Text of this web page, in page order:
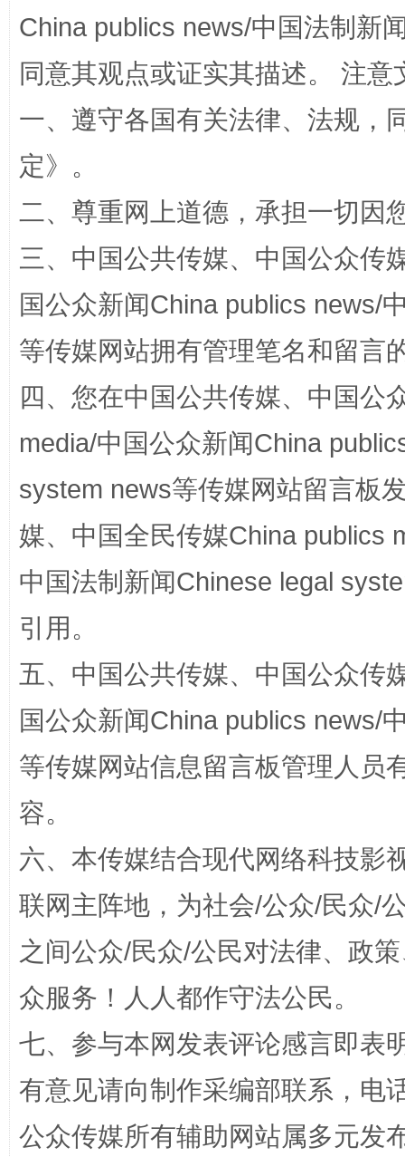
“蜀中异人”王建安的艺术幻境
完善运行机制助力责任有效落实 一纸欠
东山县通报“牛蛙产品抗生素超标问题” 法
千年窑火 生生不息 一
China publics news/中国法制新
同意其观点或证实其描述。 注
一、遵守各国有关法律、法规，
定》。
二、尊重网上道德，承担一切因
三、中国公共传媒、中国公众传
国公众新闻China publics news/
等传媒网站拥有管理笔名和留言
四、您在中国公共传媒、中国公
media/中国公众新闻China
system news等传媒网站留言板
媒、中国全民传媒China publics
中国法制新闻Chinese legal
引用。
五、中国公共传媒、中国公众传
国公众新闻China publics news/
等传媒网站信息留言板管理人员
容。
六、本传媒结合现代网络科技影
联网主阵地，为社会/公众/民众/
之间公众/民众/公民对法律、政
众服务！人人都作守法公民。
七、参与本网发表评论感言即表
有意见请向制作采编部联系，电
公众传媒所有辅助网站属多元发